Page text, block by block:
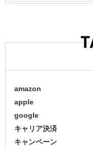
amazon
apple
google
キャリア決済
キャンペーン